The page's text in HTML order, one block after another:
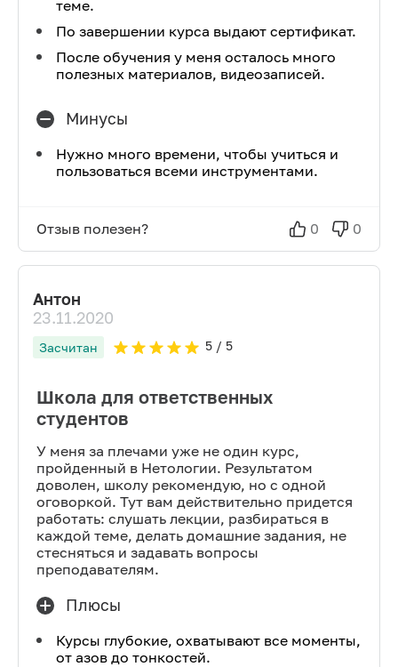
теме.
По завершении курса выдают сертификат.
После обучения у меня осталось много
полезных материалов, видеозаписей.
Минусы
Нужно много времени, чтобы учиться и
пользоваться всеми инструментами.
Отзыв полезен? 0 0
Антон
23.11.2020
Засчитан 5/ 5
Школа для ответственных
студентов
У меня за плечами уже не один курс,
пройденный в Нетологии. Результатом
доволен, школу рекомендую, но с одной
оговоркой. Тут вам действительно придется
работать: слушать лекции, разбираться в
каждой теме, делать домашние задания, не
стесняться и задавать вопросы
преподавателям.
Плюсы
Курсы глубокие, охватывают все моменты,
от азов до тонкостей.